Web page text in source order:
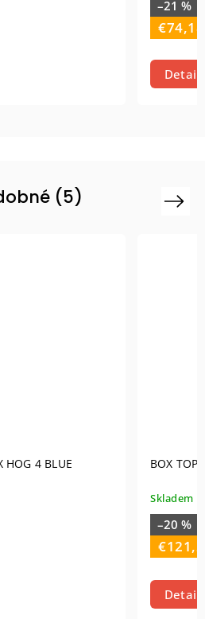
€74,18
(5)
4 BLUE BOX
Skladem
–20 %
Detail
Next